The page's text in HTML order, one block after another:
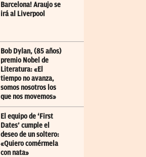
Barcelona! Araujo se
irá al Liverpool
Bob Dylan, (85 años)
premio Nobel de
Literatura: «El
tiempo no avanza,
somos nosotros los
que nos movemos»
El equipo de ‘First
Dates’ cumple el
deseo de un soltero:
«Quiero comérmela
con nata»